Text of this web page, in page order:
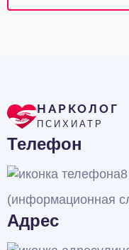
НАРКОЛОГ
ПСИХИАТР
Телефон
(информационная
Адрес